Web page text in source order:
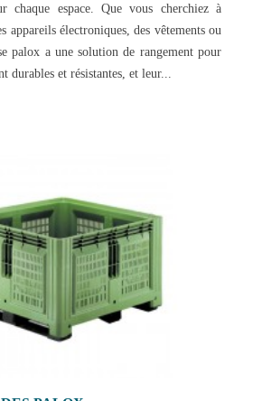
chaque espace. Que vous cherchiez à
appareils électroniques, des vêtements ou
palox a une solution de rangement pour
durables et résistantes, et leur...